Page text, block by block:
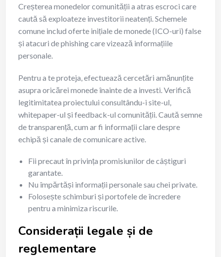
Creșterea monedelor comunității a atras escroci care
caută să exploateze investitorii neatenți. Schemele
comune includ oferte inițiale de monede (ICO-uri) false
și atacuri de phishing care vizează informațiile
personale.
Pentru a te proteja, efectuează cercetări amănunțite
asupra oricărei monede înainte de a investi. Verifică
legitimitatea proiectului consultându-i site-ul,
whitepaper-ul și feedback-ul comunității. Caută semne
de transparență, cum ar fi informații clare despre
echipă și canale de comunicare active.
Fii precaut în privința promisiunilor de câștiguri
garantate.
Nu împărtăși informații personale sau chei private.
Folosește schimburi și portofele de încredere
pentru a minimiza riscurile.
Considerații legale și de
reglementare